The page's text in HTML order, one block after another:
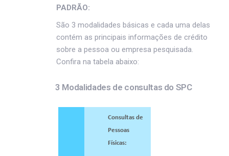
PADRÃO:
São 3 modalidades básicas e cada uma delas
contém as principais informações de crédito
sobre a pessoa ou empresa pesquisada.
Confira na tabela abaixo:
3 Modalidades de consultas do SPC
Consultas de
Pessoas
Físicas: